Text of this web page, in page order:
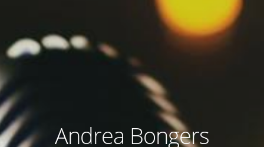
Andrea Bongers